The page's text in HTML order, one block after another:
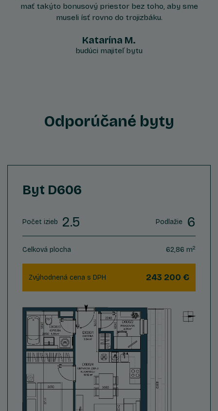
mať takýto bonusový priestor bez toho, aby sme
museli ísť rovno do trojizbáku.
Katarína M.
budúci majiteľ bytu
Odporúčané byty
Byt D606
Počet izieb 2.5 Podlažie 6
Celková plocha 62,86 m2
Zvýhodnená cena s DPH 243 200 €